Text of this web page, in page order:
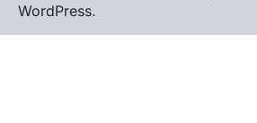
WordPress.